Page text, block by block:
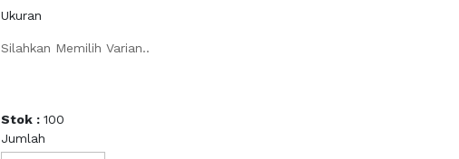
Ukuran
Silahkan Memilih Varian..
Stok : 100
Jumlah